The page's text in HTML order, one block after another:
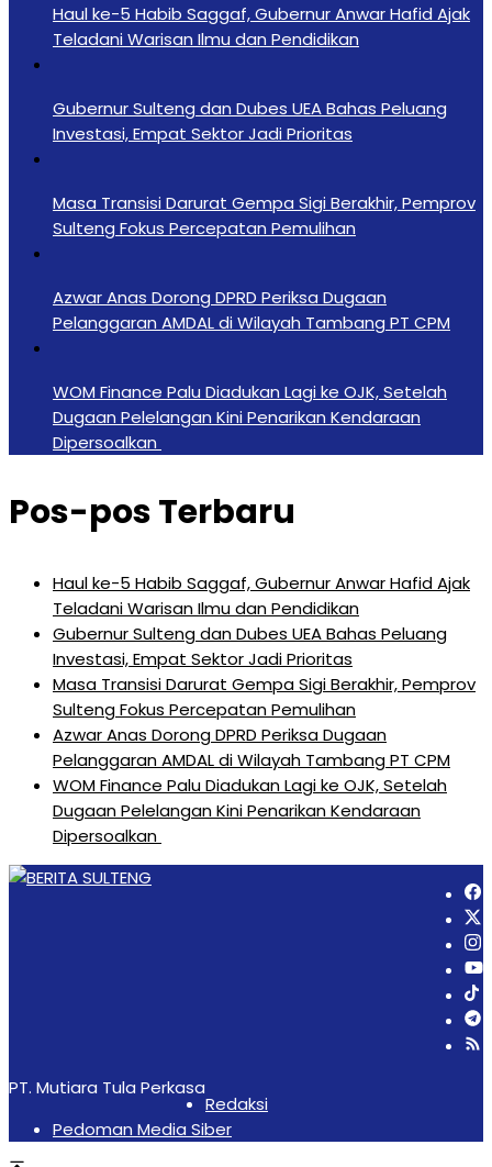
Haul ke-5 Habib Saggaf, Gubernur Anwar Hafid Ajak
Teladani Warisan Ilmu dan Pendidikan
Gubernur Sulteng dan Dubes UEA Bahas Peluang
Investasi, Empat Sektor Jadi Prioritas
Masa Transisi Darurat Gempa Sigi Berakhir, Pemprov
Sulteng Fokus Percepatan Pemulihan
Azwar Anas Dorong DPRD Periksa Dugaan
Pelanggaran AMDAL di Wilayah Tambang PT CPM
‎WOM Finance Palu Diadukan Lagi ke OJK, Setelah
Dugaan Pelelangan Kini Penarikan Kendaraan
Dipersoalkan ‎
Pos-pos Terbaru
Haul ke-5 Habib Saggaf, Gubernur Anwar Hafid Ajak
Teladani Warisan Ilmu dan Pendidikan
Gubernur Sulteng dan Dubes UEA Bahas Peluang
Investasi, Empat Sektor Jadi Prioritas
Masa Transisi Darurat Gempa Sigi Berakhir, Pemprov
Sulteng Fokus Percepatan Pemulihan
Azwar Anas Dorong DPRD Periksa Dugaan
Pelanggaran AMDAL di Wilayah Tambang PT CPM
‎WOM Finance Palu Diadukan Lagi ke OJK, Setelah
Dugaan Pelelangan Kini Penarikan Kendaraan
Dipersoalkan ‎
PT. Mutiara Tula Perkasa
Redaksi
Pedoman Media Siber